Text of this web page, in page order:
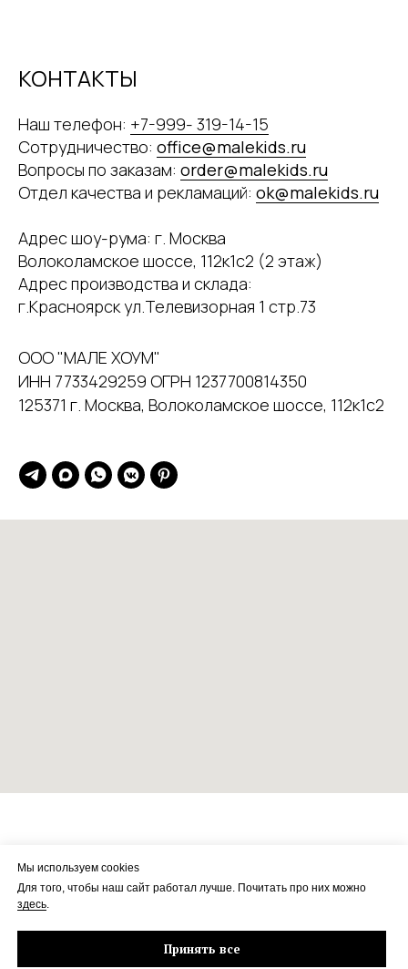
Мы используем cookies
Для того, чтобы наш сайт работал лучше. Почитать про них можно
здесь.
Принять все
КОНТАКТЫ
Наш телефон: +7-999- 319-14-15
Сотрудничество: office@malekids.ru
Вопросы по заказам: order@malekids.ru
Отдел качества и рекламаций: ok@malekids.ru
Адрес шоу-рума: г. Москва
Волоколамское шоссе, 112к1с2 (2 этаж)
Адрес производства и склада:
г.Красноярск ул.Телевизорная 1 стр.73
ООО "МАЛЕ ХОУМ"
ИНН 7733429259 ОГРН 1237700814350
125371 г. Москва, Волоколамское шоссе, 112к1с2